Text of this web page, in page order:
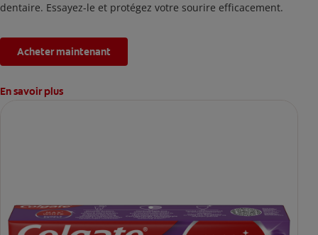
dentaire. Essayez-le et protégez votre sourire efficacement.
Acheter maintenant
En savoir plus